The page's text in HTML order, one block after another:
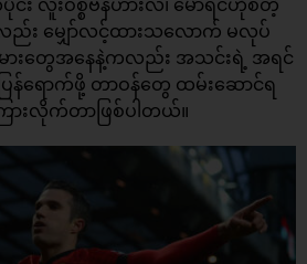
း လူးဝစ္စဗန်ဟားလ်၊ မော်ရင်ဟိုစတဲ့
ည်း မျှော်လင့်ထားသလောက် မလုပ်
ားတွေအနေနဲ့ကလည်း အသင်းရဲ့ အရင်
န်ရောက်ဖို့ တာဝန်တွေ ထမ်းဆောင်ရ
ားလိုက်တာဖြစ်ပါတယ်။